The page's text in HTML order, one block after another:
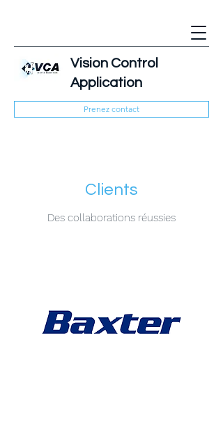
Vision Control
Application
Prenez contact
Clients
Des collaborations réussies